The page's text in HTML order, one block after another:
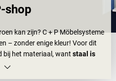
shop
kan zijn? C + P Möbelsysteme
– zonder enige kleur! Voor dit
bij het materiaal, want staal is
weer worden omgesmolten en